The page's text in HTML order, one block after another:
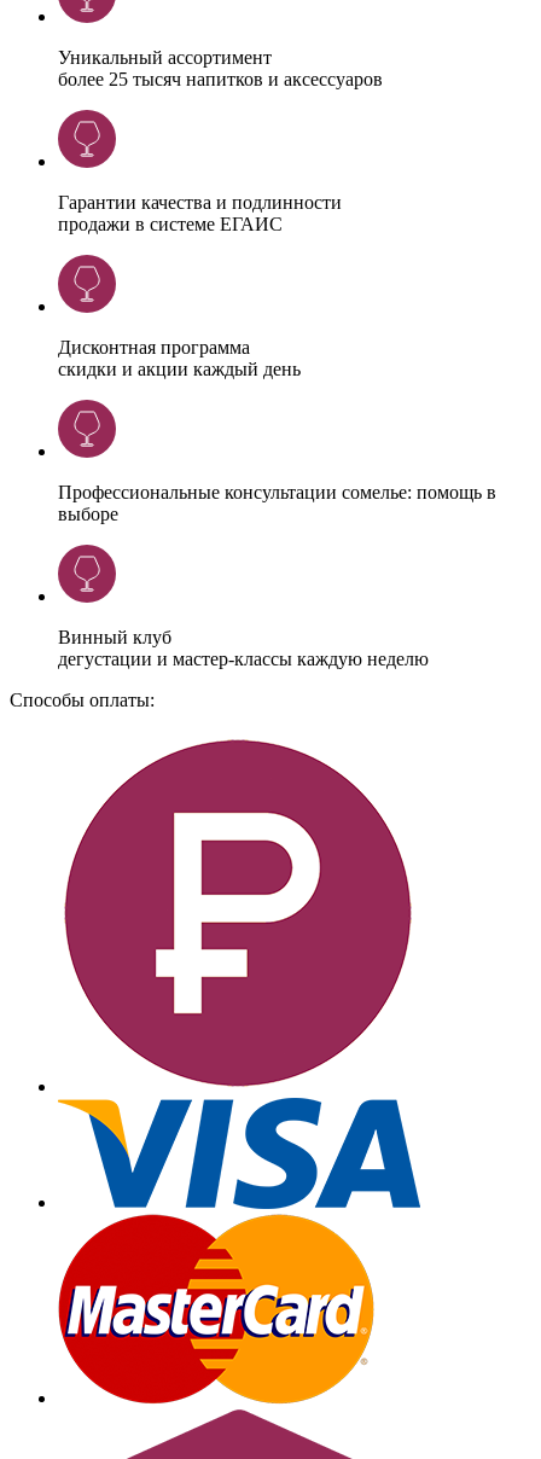
Уникальный ассортимент
более 25 тысяч напитков и аксессуаров
Гарантии качества и подлинности
продажи в системе ЕГАИС
Дисконтная программа
скидки и акции каждый день
Профессиональные консультации сомелье: помощь в
выборе
Винный клуб
дегустации и мастер-классы каждую неделю
Способы оплаты: